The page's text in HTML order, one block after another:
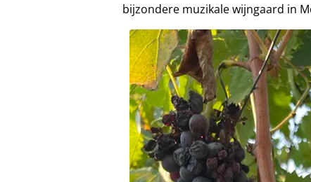
bijzondere muzikale wijngaard in